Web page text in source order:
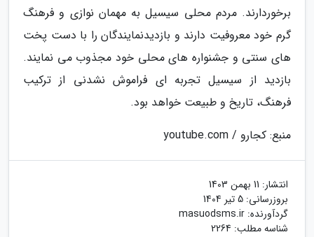
برخوردارند. مردم محلی سیسیل به مهمان نوازی و فرهنگ
گرم خود معروفیت دارند و بازدیدنمایندگان را با دست پخت
های سنتی و جشنواره های محلی خود مجذوب می نمایند.
بازدید از سیسیل تجربه ای فراموش نشدنی از ترکیب
فرهنگ، تاریخ و طبیعت خواهد بود.
منبع: کجارو / youtube.com
انتشار: 11 بهمن 1403
بروزرسانی: 5 تیر 1404
گردآورنده: masuodsms.ir
شناسه مطلب: 2264